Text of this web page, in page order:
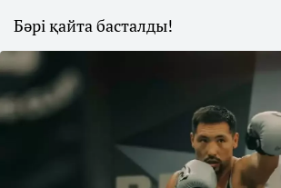
Бәрі қайта басталды!